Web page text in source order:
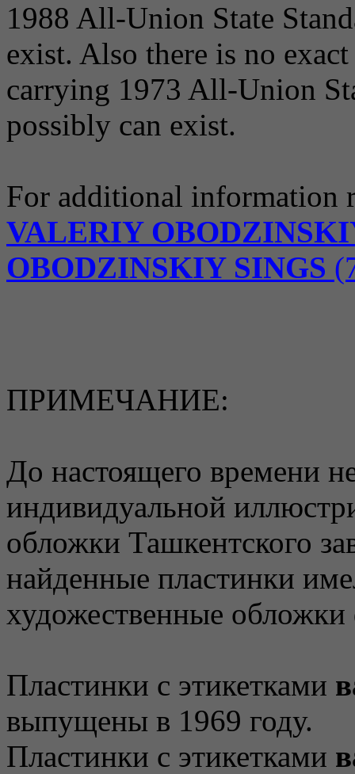
1988 All-Union State
exist. Also there is no
carrying 1973 All-Union
possibly can exist.
For additional information
VALERIY
OBODZINSKIY SINGS
ПРИМЕЧАНИЕ:
До настоящего времени
индивидуальной
обложки Ташкентского
найденные пластинки
художественные
Пластинки с этикетками
выпущены в 1969 году.
Пластинки с этикетками